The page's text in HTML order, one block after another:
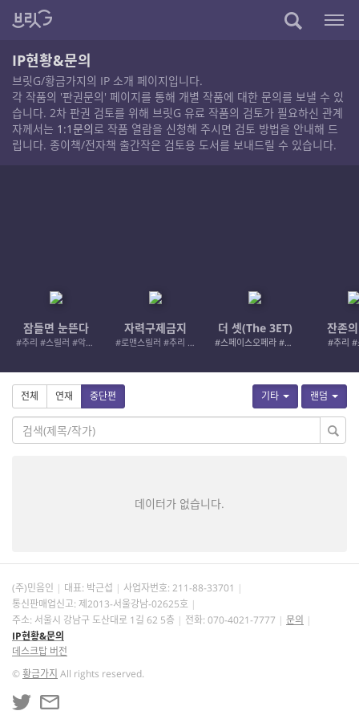
IP현황&문의
브릿G/황금가지의 IP 소개 페이지입니다.
각 작품의 '판권문의' 페이지를 통해 개별 작품에 대한 문의를 보낼 수 있
습니다. 2차 판권 검토를 위해 브릿G 유료 작품의 검토가 필요하신 관계
자께서는 1:1문의로 작품 열람을 신청해 주시면 검토 방법을 안내해 드
립니다. 종이책/전자책 출간작은 검토용 도서를 보내드릴 수 있습니다.
잠들면 눈뜬다
#추리 #스릴러 #악인 #로드레이지
자력구제금지
#로맨스릴러 #추리 #여성서사 #사적제재
더 셋(The 3ET)
#스페이스오페라 #우주활극
잔존
#추리 #
기타 랜덤
전체 연재 중단편
데이터가 없습니다.
(주)민음인 대표: 박근섭 사업자번호: 211-88-33701
통신판매업신고: 제2013-서울강남-02625호
주소: 서울시 강남구 도산대로 1길 62 5층
전화: 070-4021-7777
문의
IP현황&문의
데스크탑 버전
©황금가지 All rights reserved.